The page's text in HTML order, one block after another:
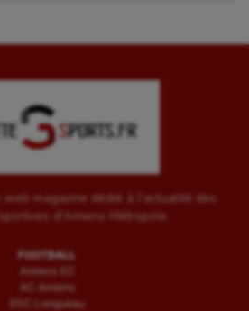
web magazine dédié à l'actualité des
d'Amiens Métropole.
FOOTBALL
Amiens SC
AC Amiens
ESC Longueau